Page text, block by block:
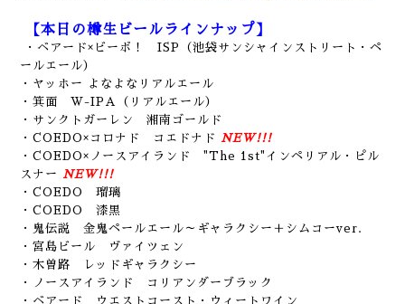
【本日の樽生ビールラインナップ】
・ベアード×ビーボ！ ISP（池袋サンシャインストリート・ペ
ールエール）
・ヤッホー よなよなリアルエール
・箕面 W-IPA（リアルエール）
・サンクトガーレン 湘南ゴールド
・COEDO×コロナド コエドナド
NEW!!!
・COEDO×ノースアイランド "The 1st"インペリアル・ピル
スナー
NEW!!!
・COEDO 瑠璃
・COEDO 漆黒
・鬼伝説 金鬼ペールエール～ギャラクシー＋シムコーver.
・宮島ビール ヴァイツェン
・木曽路 レッドギャラクシー
・ノースアイランド コリアンダーブラック
・ベアード ウエストコースト・ウィートワイン